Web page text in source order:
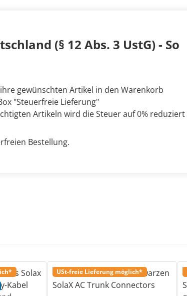
(§ 12 Abs. 3 UstG) - So
gewünschten Artikel in den Warenkorb
"Steuerfreie Lieferung"
Artikeln wird die Steuer auf 0% reduziert
Bestellung.
USt-freie Lieferung möglich*